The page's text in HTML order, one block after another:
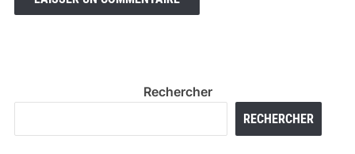
Rechercher
RECHERCHER